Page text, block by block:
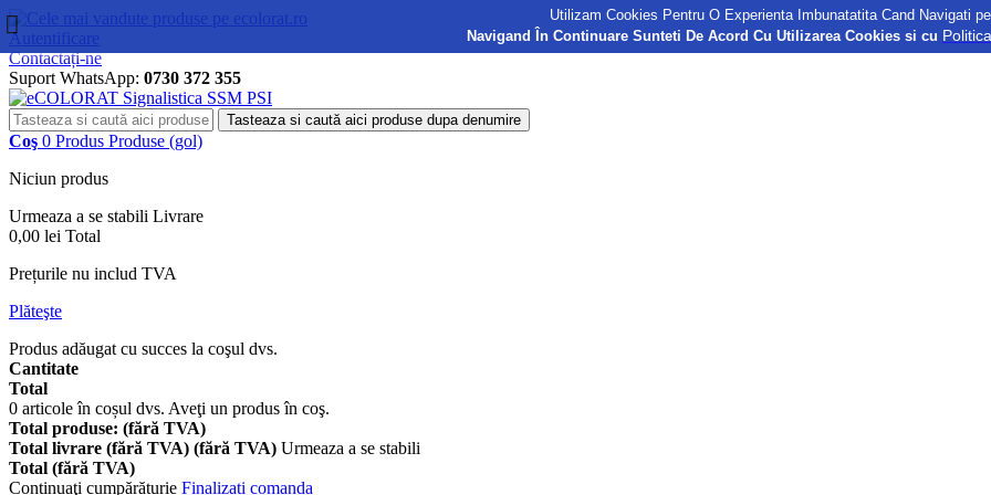
Autentificare
Contactați-ne
Suport WhatsApp: 0730 372 355
Tasteaza si caută aici produse dupa denumire
Coş 0 Produs Produse (gol)
Niciun produs
Urmeaza a se stabili Livrare
0,00 lei Total
Prețurile nu includ TVA
Plăteşte
Produs adăugat cu succes la coşul dvs.
Cantitate
Total
0 articole în coșul dvs. Aveţi un produs în coş.
Total produse: (fără TVA)
Total livrare (fără TVA) (fără TVA) Urmeaza a se stabili
Total (fără TVA)
Continuaţi cumpărăturie Finalizați comanda
Utilizam Cookies Pentru O Experienta Imbunatatita Cand Navigati pe
Navigand În Continuare Sunteti De Acord Cu Utilizarea Cookies si cu